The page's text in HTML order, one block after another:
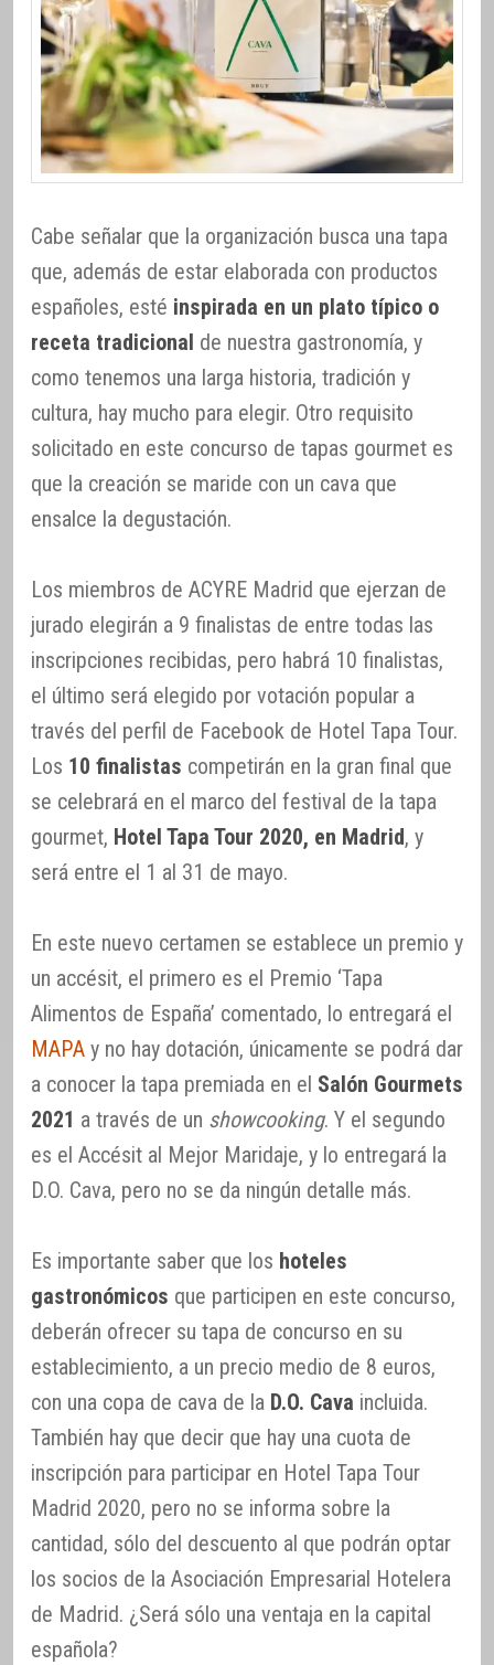
Cabe señalar que la organización busca una tapa
que, además de estar elaborada con productos
españoles, esté inspirada en un plato típico o
receta tradicional de nuestra gastronomía, y
como tenemos una larga historia, tradición y
cultura, hay mucho para elegir. Otro requisito
solicitado en este concurso de tapas gourmet es
que la creación se maride con un cava que
ensalce la degustación.
Los miembros de ACYRE Madrid que ejerzan de
jurado elegirán a 9 finalistas de entre todas las
inscripciones recibidas, pero habrá 10 finalistas,
el último será elegido por votación popular a
través del perfil de Facebook de Hotel Tapa Tour.
Los 10 finalistas competirán en la gran final que
se celebrará en el marco del festival de la tapa
gourmet, Hotel Tapa Tour 2020, en Madrid, y
será entre el 1 al 31 de mayo.
En este nuevo certamen se establece un premio y
un accésit, el primero es el Premio ‘Tapa
Alimentos de España’ comentado, lo entregará el
MAPA y no hay dotación, únicamente se podrá dar
a conocer la tapa premiada en el Salón Gourmets
2021 a través de un showcooking. Y el segundo
es el Accésit al Mejor Maridaje, y lo entregará la
D.O. Cava, pero no se da ningún detalle más.
Es importante saber que los hoteles
gastronómicos que participen en este concurso,
deberán ofrecer su tapa de concurso en su
establecimiento, a un precio medio de 8 euros,
con una copa de cava de la D.O. Cava incluida.
También hay que decir que hay una cuota de
inscripción para participar en Hotel Tapa Tour
Madrid 2020, pero no se informa sobre la
cantidad, sólo del descuento al que podrán optar
los socios de la Asociación Empresarial Hotelera
de Madrid. ¿Será sólo una ventaja en la capital
española?